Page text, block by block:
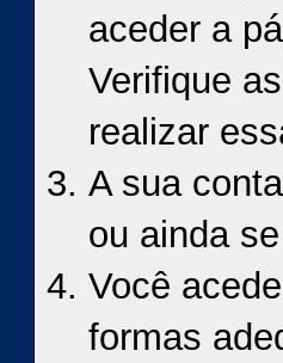
aceder a
Verifique
realizar
A sua
ou ainda
Você
formas